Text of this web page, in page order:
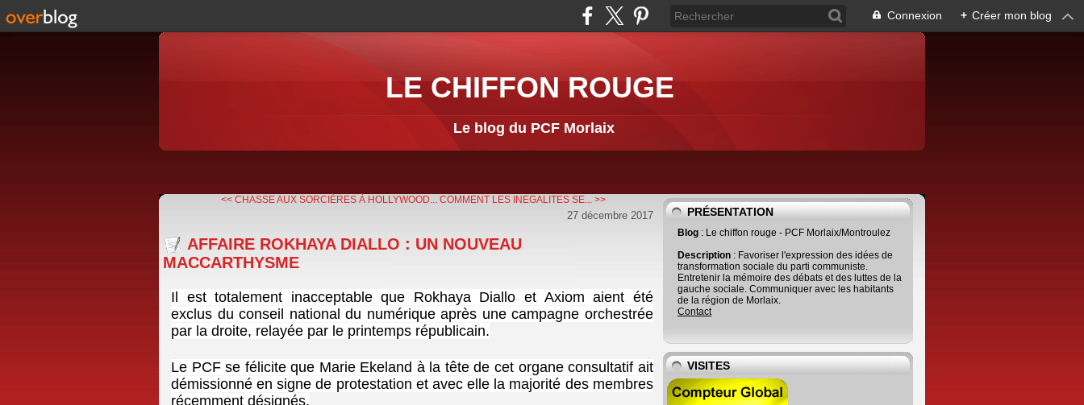
Connexion + Créer mon blog
LE CHIFFON ROUGE
Le blog du PCF Morlaix
<< CHASSE AUX SORCIÈRES À HOLLYWOOD... COMMENT LES INEGALITES SE... >>
27 décembre 2017
AFFAIRE ROKHAYA DIALLO : UN NOUVEAU
MACCARTHYSME
Il est totalement inacceptable que Rokhaya Diallo et Axiom aient été
exclus du conseil national du numérique après une campagne orchestrée
par la droite, relayée par le printemps républicain.
Le PCF se félicite que Marie Ekeland à la tête de cet organe consultatif ait
démissionné en signe de protestation et avec elle la majorité des membres
récemment désignés.
PRÉSENTATION
Blog : Le chiffon rouge - PCF Morlaix/Montroulez
Description : Favoriser l'expression des idées de
transformation sociale du parti communiste.
Entretenir la mémoire des débats et des luttes de la
gauche sociale. Communiquer avec les habitants
de la région de Morlaix.
Contact
VISITES